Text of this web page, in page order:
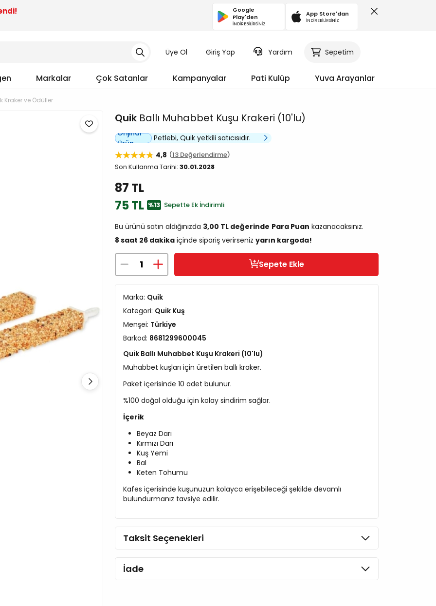
Google
Play'den
İNDİREBİLİRSİNİZ
App Store'dan
İNDİREBİLİRSİNİZ
Üye Ol Giriş Yap Yardım Sepetim
Markalar Çok Satanlar Kampanyalar Pati Kulüp Yuva Arayanlar
Kraker ve Ödüller
Quik Ballı Muhabbet Kuşu Krakeri (10'lu)
Orijinal
Ürün
Petlebi, Quik yetkili satıcısıdır.
4,8
13 Değerlendirme
Son Kullanma Tarihi: 30.01.2028
87 TL
75 TL %13 Sepette Ek İndirimli
Bu ürünü satın aldığınızda 3,00 TL değerinde Para Puan kazanacaksınız.
8 saat 26 dakika içinde sipariş verirseniz yarın kargoda!
Sepete Ekle
Marka: Quik
Kategori: Quik Kuş
Menşei: Türkiye
Barkod: 8681299600045
Quik Ballı Muhabbet Kuşu Krakeri (10'lu)
Muhabbet kuşları için üretilen ballı kraker.
Paket içerisinde 10 adet bulunur.
%100 doğal olduğu için kolay sindirim sağlar.
İçerik
Beyaz Darı
Kırmızı Darı
Kuş Yemi
Bal
Keten Tohumu
Kafes içerisinde kuşunuzun kolayca erişebileceği şekilde devamlı
bulundurmanız tavsiye edilir.
Taksit Seçenekleri
İade